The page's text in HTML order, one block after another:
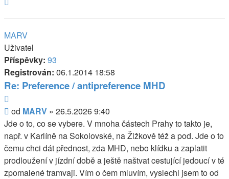
MARV
Uživatel
Příspěvky: 93
Registrován: 06.1.2014 18:58
Re: Preference / antipreference MHD
Příspěvek
od MARV » 26.5.2026 9:40
Jde o to, co se vybere. V mnoha částech Prahy to takto je,
např. v Karlíně na Sokolovské, na Žižkově též a pod. Jde o to
čemu chci dát přednost, zda MHD, nebo klídku a zaplatit
prodloužení v jízdní době a ještě naštvat cestující jedoucí v té
zpomalené tramvaji. Vím o čem mluvím, vyslechl jsem to od